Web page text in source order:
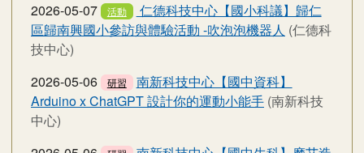
2026-05-07
活動
仁德科技中心【國小科議】歸仁
區歸南興國小參訪與體驗活動 -吹泡泡機器人 (仁德科
技中心)
2026-05-06
研習
南新科技中心【國中資科】
Arduino x ChatGPT 設計你的運動小能手 (南新科技
中心)